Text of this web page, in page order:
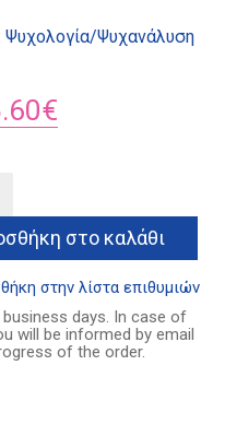
Ψυχολογία/Ψυχανάλυση
€
είναι:
5.60€.
στο καλάθι
στην λίστα επιθυμιών
business days. In case of
will be informed by email
of the order.